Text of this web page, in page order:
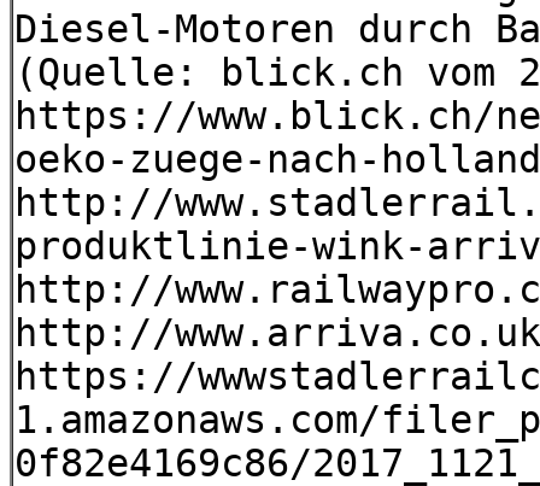
Diesel-Motoren durch
(Quelle: blick.ch vom
https://www.blick.ch/
oeko-zuege-nach-
http://
produktlinie-wink-
http://
http://
https://
1.amazonaws.com/
0f82e4169c86/